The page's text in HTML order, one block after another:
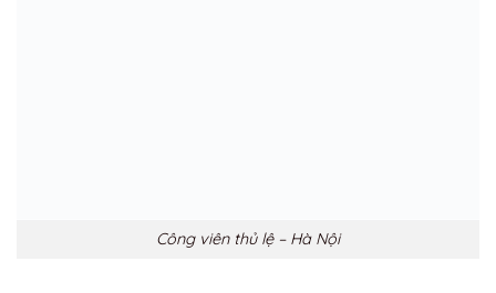
Công viên thủ lệ – Hà Nội